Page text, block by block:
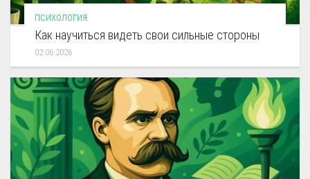
ПСИХОЛОГИЯ
Как научиться видеть свои сильные стороны
02.06.2026